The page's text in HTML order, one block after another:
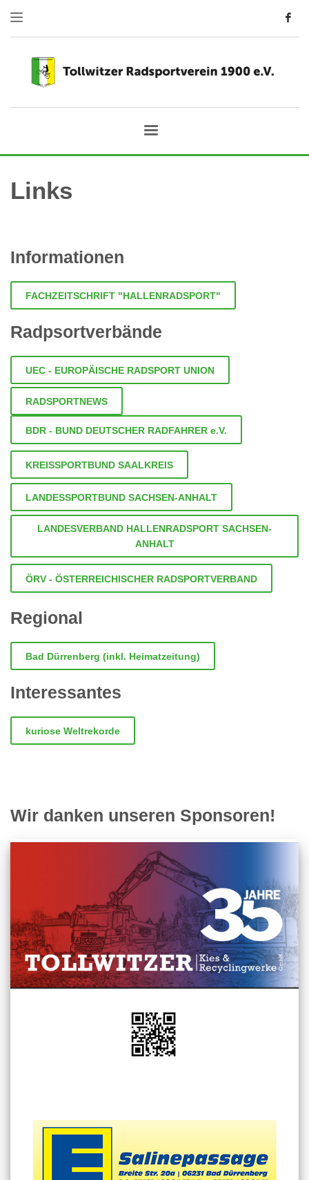
Links
Informationen
FACHZEITSCHRIFT "HALLENRADSPORT"
Radpsortverbände
UEC - EUROPÄISCHE RADSPORT UNION
RADSPORTNEWS
BDR - BUND DEUTSCHER RADFAHRER e.V.
KREISSPORTBUND SAALKREIS
LANDESSPORTBUND SACHSEN-ANHALT
LANDESVERBAND HALLENRADSPORT SACHSEN-
ANHALT
ÖRV - ÖSTERREICHISCHER RADSPORTVERBAND
Regional
Bad Dürrenberg (inkl. Heimatzeitung)
Interessantes
kuriose Weltrekorde
Wir danken unseren Sponsoren!